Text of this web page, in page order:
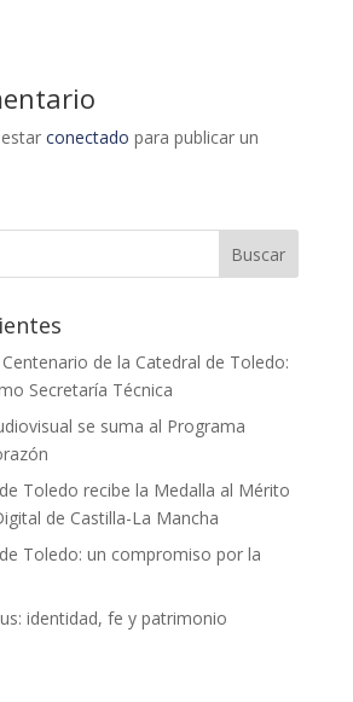
conectado para publicar un
de la Catedral de Toledo:
Secretaría Técnica
se suma al Programa
Toledo recibe la Medalla al Mérito
de Castilla-La Mancha
Toledo: un compromiso por la
identidad, fe y patrimonio